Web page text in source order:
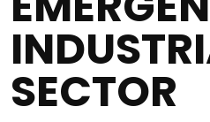
SECTOR